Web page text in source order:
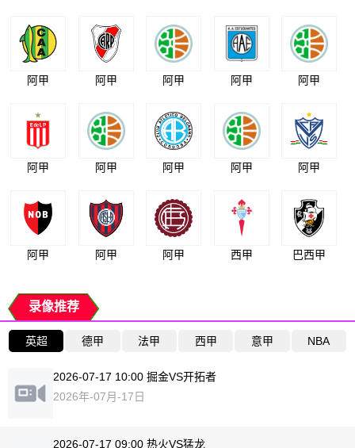
阿甲 阿甲 阿甲 阿甲 阿甲
阿甲 阿甲 阿甲 阿甲 阿甲
阿甲 阿甲 阿甲 西甲 巴西甲
录像推荐
英超 德甲 法甲 西甲 意甲 NBA
2026-07-17 10:00 掘金VS开拓者
2026年-07月-17日
2026-07-17 09:00 热火VS猛龙